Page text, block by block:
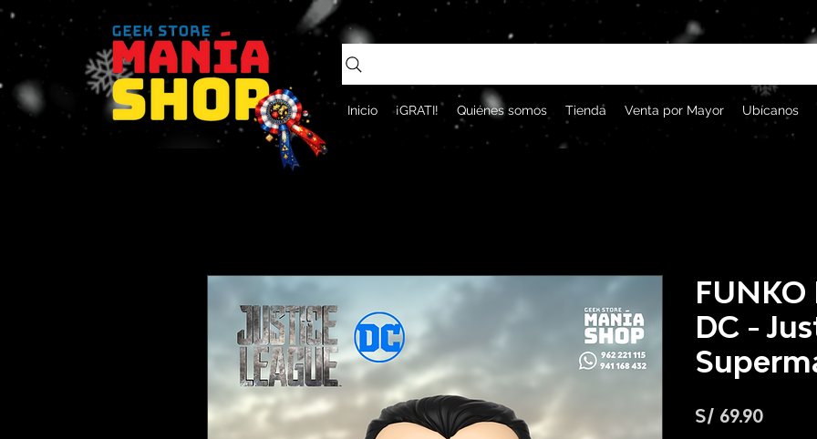
Inicio ¡GRATI! Quiénes somos Tienda Venta por Mayor Ubícanos
FUNKO
DC -
S/ 69.90Precio